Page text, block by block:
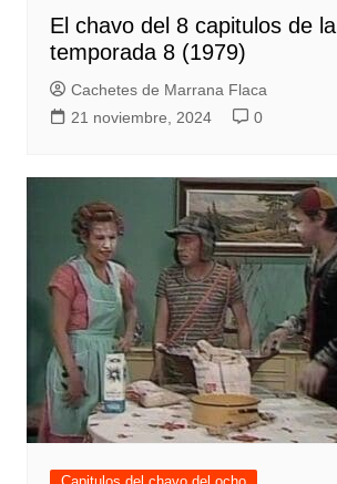
El chavo del 8 capitulos de la
temporada 8 (1979)
Cachetes de Marrana Flaca
21 noviembre, 2024
0